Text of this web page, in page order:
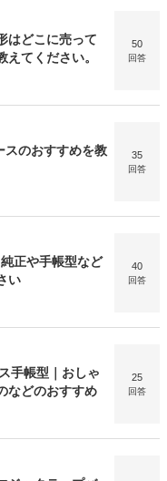
はどこに売って
えてください。
50
回答
スのおすすめを教
35
回答
正や手帳型など
い
40
回答
手帳型｜おしゃ
などのおすすめ
25
回答